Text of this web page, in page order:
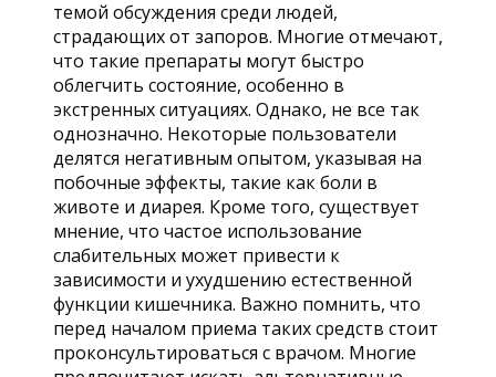
темой обсуждения среди людей,
страдающих от запоров. Многие отмечают,
что такие препараты могут быстро
облегчить состояние, особенно в
экстренных ситуациях. Однако, не все так
однозначно. Некоторые пользователи
делятся негативным опытом, указывая на
побочные эффекты, такие как боли в
животе и диарея. Кроме того, существует
мнение, что частое использование
слабительных может привести к
зависимости и ухудшению естественной
функции кишечника. Важно помнить, что
перед началом приема таких средств стоит
проконсультироваться с врачом. Многие